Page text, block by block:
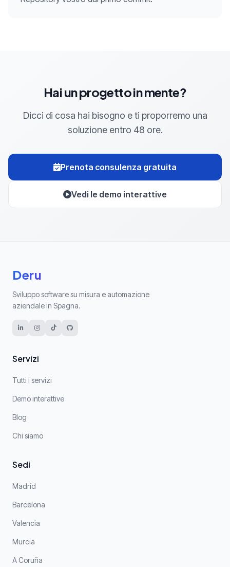
Hai un progetto in mente?
Dicci di cosa hai bisogno e ti proporremo una
soluzione entro 48 ore.
Prenota consulenza gratuita
Vedi le demo interattive
Deru
Sviluppo software su misura e automazione
aziendale in Spagna.
Servizi
Tutti i servizi
Demo interattive
Blog
Chi siamo
Sedi
Madrid
Barcelona
Valencia
Murcia
A Coruña